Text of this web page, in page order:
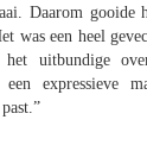
Daarom gooide
was een heel
het uitbundige
expressieve